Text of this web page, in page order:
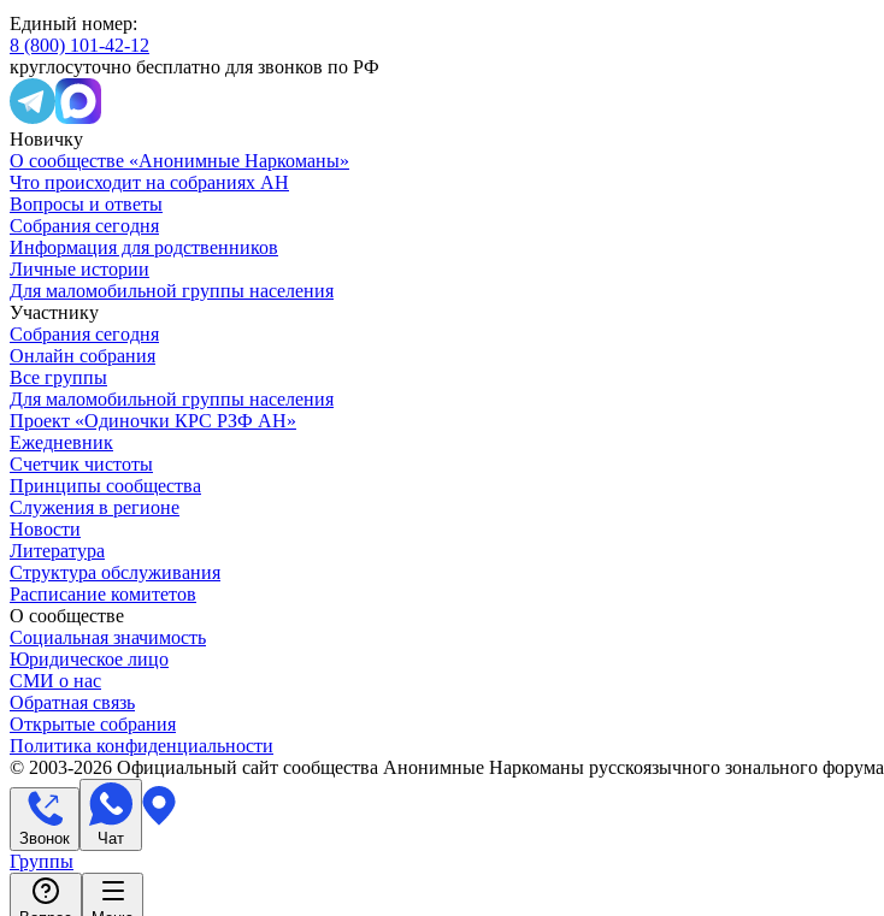
Единый номер:
8 (800) 101-42-12
круглосуточно бесплатно для звонков по РФ
Новичку
О сообществе «Анонимные Наркоманы»
Что происходит на собраниях АН
Вопросы и ответы
Собрания сегодня
Информация для родственников
Личные истории
Для маломобильной группы населения
Участнику
Собрания сегодня
Онлайн собрания
Все группы
Для маломобильной группы населения
Проект «Одиночки КРС РЗФ АН»
Ежедневник
Счетчик чистоты
Принципы сообщества
Служения в регионе
Новости
Литература
Структура обслуживания
Расписание комитетов
О сообществе
Социальная значимость
Юридическое лицо
СМИ о нас
Обратная связь
Открытые собрания
Политика конфиденциальности
© 2003-2026 Официальный сайт сообщества Анонимные Наркоманы русскоязычного зонального форума
Звонок Чат
Группы